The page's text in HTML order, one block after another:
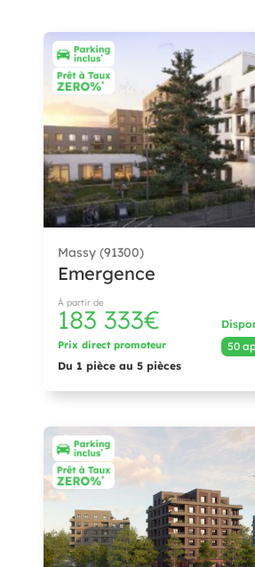
Massy (91300)
Emergence
À partir de
183 333€
Prix direct promoteur
Du 1 pièce au 5 pièces
50